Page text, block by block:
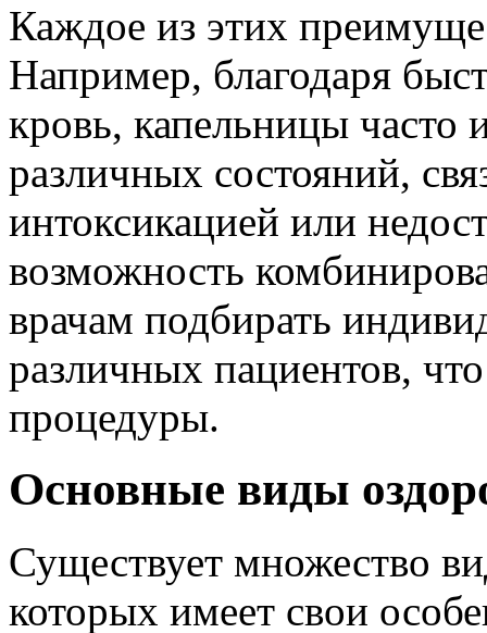
Каждое из этих
Например, благодаря
кровь, капельницы часто
различных состояний,
интоксикацией или
возможность
врачам подбирать
различных пациентов,
процедуры.
Основные виды
Существует множество
которых имеет свои